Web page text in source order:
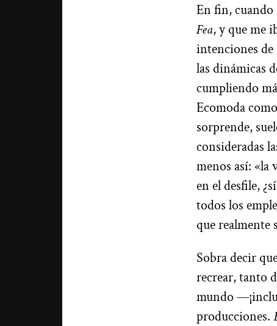
En fin,
Fea, y que me
intenciones de
las dinámicas
cumpliendo
Ecomoda
sorprende,
consideradas
menos así: «la
en el desfile,
todos los
que realmente
Sobra decir
recrear, tanto
mundo
producciones.